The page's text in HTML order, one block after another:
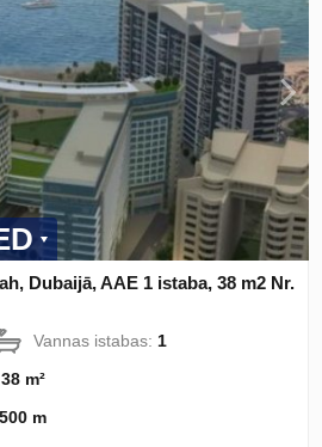
Dubaijā, AAE 1 istaba, 38 m2 Nr.
Vannas istabas: 1
38 m²
500 m